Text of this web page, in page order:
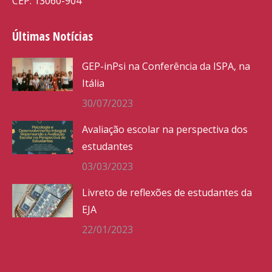
Últimas Notícias
GEP-inPsi na Conferência da ISPA, na
Itália
30/07/2023
Avaliação escolar na perspectiva dos
estudantes
03/03/2023
Livreto de reflexões de estudantes da
EJA
22/01/2023